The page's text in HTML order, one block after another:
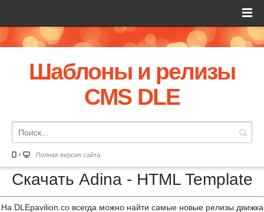
Шаблоны и релизы
CMS DLE
Полная версия сайта
Скачать Adina - HTML Template
На DLEpavilion.co всегда можно найти самые новые релизы движка